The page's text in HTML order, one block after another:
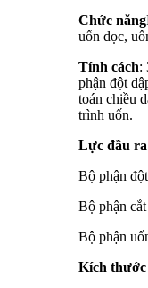
Chức năng
uốn dọc,
Tính cách:
phận đột
toán chiều
trình uốn.
Lực đầu ra
Bộ phận
Bộ phận
Bộ phận
Kích thước